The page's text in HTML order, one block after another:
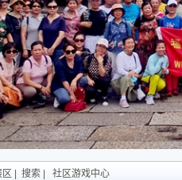
搜索| 社区游戏中心